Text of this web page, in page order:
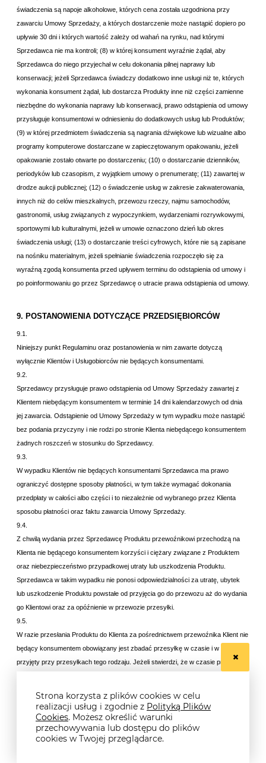
Strona korzysta z plików cookies w celu
realizacji usług i zgodnie z Polityką Plików
Cookies. Możesz określić warunki
przechowywania lub dostępu do plików
cookies w Twojej przeglądarce.
świadczenia są napoje alkoholowe, których cena została uzgodniona przy
zawarciu Umowy Sprzedaży, a których dostarczenie może nastąpić dopiero po
upływie 30 dni i których wartość zależy od wahań na rynku, nad którymi
Sprzedawca nie ma kontroli; (8) w której konsument wyraźnie żądał, aby
Sprzedawca do niego przyjechał w celu dokonania pilnej naprawy lub
konserwacji; jeżeli Sprzedawca świadczy dodatkowo inne usługi niż te, których
wykonania konsument żądał, lub dostarcza Produkty inne niż części zamienne
niezbędne do wykonania naprawy lub konserwacji, prawo odstąpienia od umowy
przysługuje konsumentowi w odniesieniu do dodatkowych usług lub Produktów;
(9) w której przedmiotem świadczenia są nagrania dźwiękowe lub wizualne albo
programy komputerowe dostarczane w zapieczętowanym opakowaniu, jeżeli
opakowanie zostało otwarte po dostarczeniu; (10) o dostarczanie dzienników,
periodyków lub czasopism, z wyjątkiem umowy o prenumeratę; (11) zawartej w
drodze aukcji publicznej; (12) o świadczenie usług w zakresie zakwaterowania,
innych niż do celów mieszkalnych, przewozu rzeczy, najmu samochodów,
gastronomii, usług związanych z wypoczynkiem, wydarzeniami rozrywkowymi,
sportowymi lub kulturalnymi, jeżeli w umowie oznaczono dzień lub okres
świadczenia usługi; (13) o dostarczanie treści cyfrowych, które nie są zapisane
na nośniku materialnym, jeżeli spełnianie świadczenia rozpoczęło się za
wyraźną zgodą konsumenta przed upływem terminu do odstąpienia od umowy i
po poinformowaniu go przez Sprzedawcę o utracie prawa odstąpienia od umowy.
9. POSTANOWIENIA DOTYCZĄCE PRZEDSIĘBIORCÓW
9.1.
Niniejszy punkt Regulaminu oraz postanowienia w nim zawarte dotyczą
wyłącznie Klientów i Usługobiorców nie będących konsumentami.
9.2.
Sprzedawcy przysługuje prawo odstąpienia od Umowy Sprzedaży zawartej z
Klientem niebędącym konsumentem w terminie 14 dni kalendarzowych od dnia
jej zawarcia. Odstąpienie od Umowy Sprzedaży w tym wypadku może nastąpić
bez podania przyczyny i nie rodzi po stronie Klienta niebędącego konsumentem
żadnych roszczeń w stosunku do Sprzedawcy.
9.3.
W wypadku Klientów nie będących konsumentami Sprzedawca ma prawo
ograniczyć dostępne sposoby płatności, w tym także wymagać dokonania
przedpłaty w całości albo części i to niezależnie od wybranego przez Klienta
sposobu płatności oraz faktu zawarcia Umowy Sprzedaży.
9.4.
Z chwilą wydania przez Sprzedawcę Produktu przewoźnikowi przechodzą na
Klienta nie będącego konsumentem korzyści i ciężary związane z Produktem
oraz niebezpieczeństwo przypadkowej utraty lub uszkodzenia Produktu.
Sprzedawca w takim wypadku nie ponosi odpowiedzialności za utratę, ubytek
lub uszkodzenie Produktu powstałe od przyjęcia go do przewozu aż do wydania
go Klientowi oraz za opóźnienie w przewozie przesyłki.
9.5.
W razie przesłania Produktu do Klienta za pośrednictwem przewoźnika Klient nie
będący konsumentem obowiązany jest zbadać przesyłkę w czasie i w sposób
przyjęty przy przesyłkach tego rodzaju. Jeżeli stwierdzi, że w czasie przewozu
Zgodnie z art. 558 § 1 Kodeksu Cywilnego odpowiedzialność Sprzedawcy z
tytułu rękojmi za Produkt wobec Klienta nie będącego konsumentem zostaje